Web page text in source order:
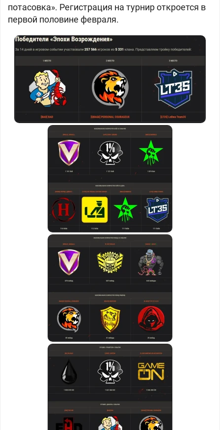
потасовка». Регистрация на турнир откроется в
первой половине февраля.